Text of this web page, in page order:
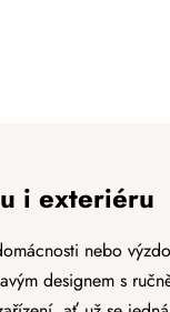
i exteriéru
nebo
designem s